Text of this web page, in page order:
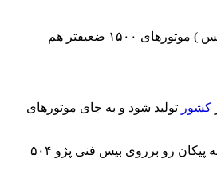
در خانواده Arrow موتورهای عمدتا۱۷۲۵ سی سی ( با توان تولیدی از ۶۶ اسب ) پیشرانه اصلی محسوب میشدو البته در برخی گونه های ارزانتر خانواده ( مثل هیلمن مینکس ) موتورهای ۱۵۰۰ ضعیفتر هم
کشور تولید شود و به جای موتورهای
در اواخر دهه شصت شمسی تامین کننده قطعات یدکی و تولیدی پیکان تعهد ۱۰ ساله اش تمام شد و ایرانخودرو همیشه سربلند! مجبور می شود در یک حرکت نمادین !بدنه پیکان رو برروی بیس فنی پژو ۵۰۴